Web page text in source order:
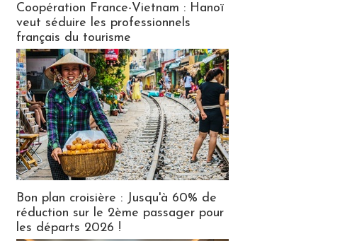
Coopération France-Vietnam : Hanoï
veut séduire les professionnels
français du tourisme
Bon plan croisière : Jusqu'à 60% de
réduction sur le 2ème passager pour
les départs 2026 !